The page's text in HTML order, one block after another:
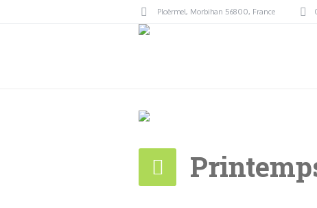
Ploërmel, Morbihan 56800, France